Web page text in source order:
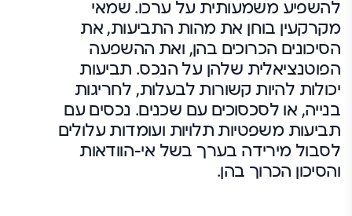
להשפיע משמעותית על ערכו. שמאי
מקרקעין בוחן את מהות התביעות, את
הסיכונים הכרוכים בהן, ואת ההשפעה
הפוטנציאלית שלהן על הנכס. תביעות
יכולות להיות קשורות לבעלות, לחריגות
בנייה, או לסכסוכים עם שכנים. נכסים עם
תביעות משפטיות תלויות ועומדות עלולים
לסבול מירידה בערך בשל אי-הוודאות
והסיכון הכרוך בהן.